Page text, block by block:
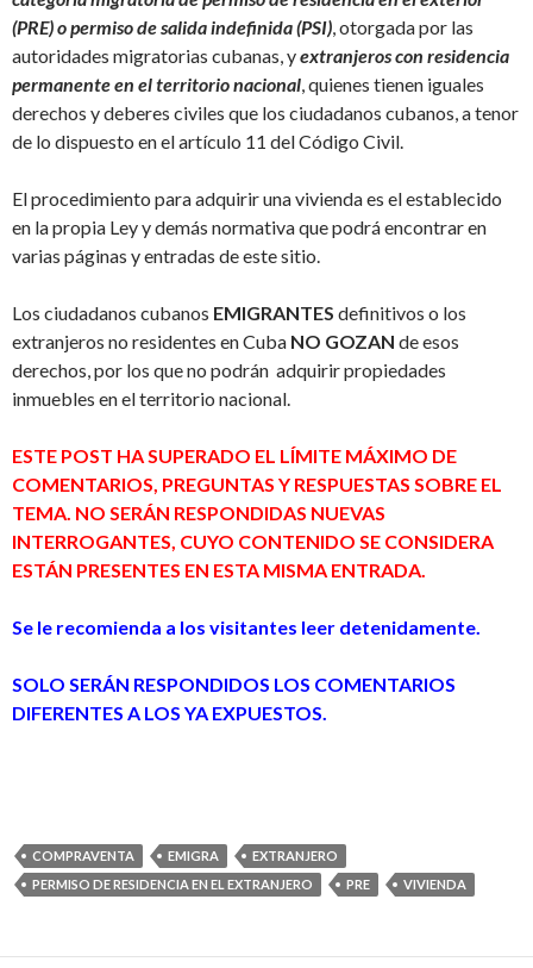
(PRE) o permiso de salida indefinida (PSI), otorgada por las
autoridades migratorias cubanas, yextranjeros con residencia
permanente en el territorio nacional, quienes tienen iguales
derechos y deberes civiles que los ciudadanos cubanos, a tenor
de lo dispuesto en el artículo 11 del Código Civil.
El procedimiento para adquirir una vivienda es el establecido
en la propia Ley y demás normativa que podrá encontrar en
varias páginas y entradas de este sitio.
Los ciudadanos cubanos EMIGRANTES definitivos o los
extranjeros no residentes en Cuba NO GOZAN de esos
derechos, por los que no podrán adquirir propiedades
inmuebles en el territorio nacional.
ESTE POST HA SUPERADO EL LÍMITE MÁXIMO DE
COMENTARIOS, PREGUNTAS Y RESPUESTAS SOBRE EL
TEMA. NO SERÁN RESPONDIDAS NUEVAS
INTERROGANTES, CUYO CONTENIDO SE CONSIDERA
ESTÁN PRESENTES EN ESTA MISMA ENTRADA.
Se le recomienda a los visitantes leer detenidamente.
SOLO SERÁN RESPONDIDOS LOS COMENTARIOS
DIFERENTES A LOS YA EXPUESTOS.
COMPRAVENTA EMIGRA
EXTRANJERO
PERMISO DE RESIDENCIA EN EL EXTRANJERO
PRE VIVIENDA